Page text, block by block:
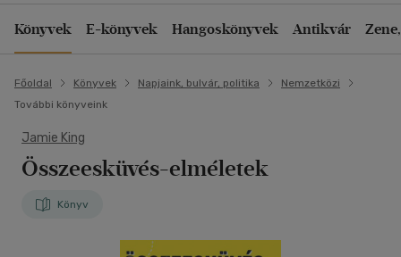
Könyvek E-könyvek Hangoskönyvek Antikvár
Főoldal Könyvek Napjaink, bulvár, politika
Nemzetközi
További könyveink
Jamie King
Összeesküvés-elméletek
Könyv